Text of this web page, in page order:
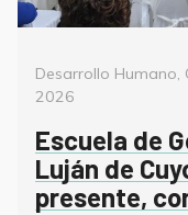
Categorías
Desarrollo Humano,
2026
Escuela de
Luján de
presente,